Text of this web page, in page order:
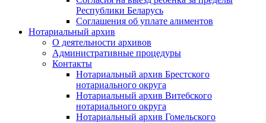
Республики Беларусь
Соглашения об уплате алиментов
Нотариальный архив
О деятельности архивов
Административные процедуры
Контакты
Нотариальный архив Брестского
нотариального округа
Нотариальный архив Витебского
нотариального округа
Нотариальный архив Гомельского